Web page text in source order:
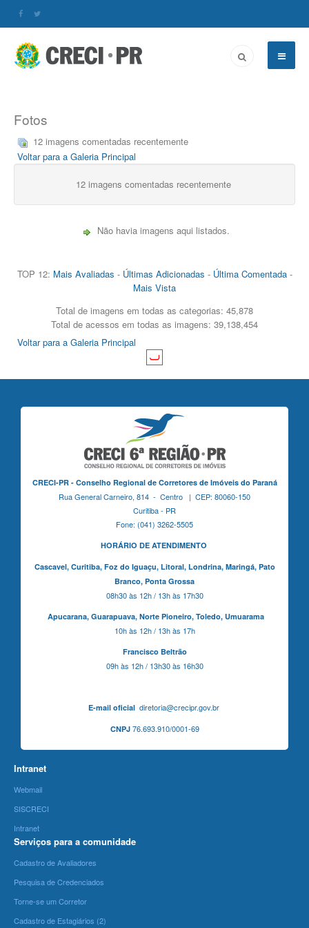
Fotos
12 imagens comentadas recentemente
Voltar para a Galeria Principal
12 imagens comentadas recentemente
Não havia imagens aqui listados.
TOP 12: Mais Avaliadas - Últimas Adicionadas - Última Comentada-
Mais Vista
Total de imagens em todas as categorias: 45,878
Total de acessos em todas as imagens: 39,138,454
Voltar para a Galeria Principal
CRECI-PR - Conselho Regional de Corretores de Imóveis do Paraná
Rua General Carneiro, 814 - Centro | CEP: 80060-150
Curitiba - PR
Fone: (041) 3262-5505
HORÁRIO DE ATENDIMENTO
Cascavel, Curitiba,Foz do Iguaçu, Litoral, Londrina, Maringá, Pato
Branco, Ponta Grossa
08h30 às 12h / 13h às 17h30
Apucarana, Guarapuava, Norte Pioneiro, Toledo, Umuarama
10h às 12h / 13h às 17h
Francisco Beltrão
09h às 12h / 13h30 às 16h30
E-mail oficialdiretoria@crecipr.gov.br
CNPJ76.693.910/0001-69
Intranet
Webmail
SISCRECI
Intranet
Serviços para a comunidade
Cadastro de Avaliadores
Pesquisa de Credenciados
Torne-se um Corretor
Cadastro de Estagiários (2)